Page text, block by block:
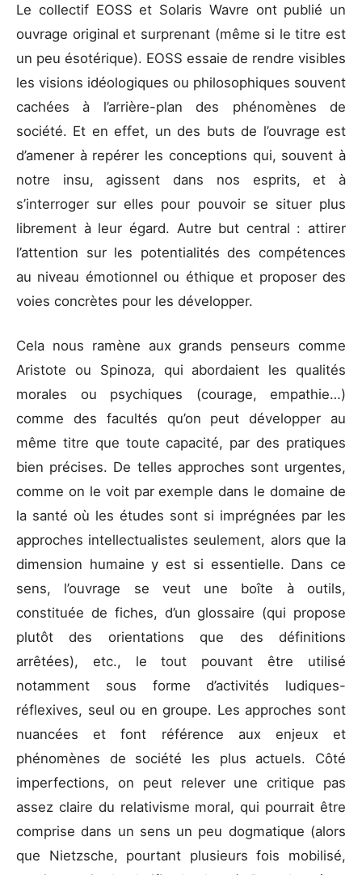
Le collectif EOSS et Solaris Wavre ont publié un
ouvrage original et surprenant (même si le titre est
un peu ésotérique). EOSS essaie de rendre visibles
les visions idéologiques ou philosophiques souvent
cachées à l’arrière-plan des phénomènes de
société. Et en effet, un des buts de l’ouvrage est
d’amener à repérer les conceptions qui, souvent à
notre insu, agissent dans nos esprits, et à
s’interroger sur elles pour pouvoir se situer plus
librement à leur égard. Autre but central : attirer
l’attention sur les potentialités des compétences
au niveau émotionnel ou éthique et proposer des
voies concrètes pour les développer.
Cela nous ramène aux grands penseurs comme
Aristote ou Spinoza, qui abordaient les qualités
morales ou psychiques (courage, empathie…)
comme des facultés qu’on peut développer au
même titre que toute capacité, par des pratiques
bien précises. De telles approches sont urgentes,
comme on le voit par exemple dans le domaine de
la santé où les études sont si imprégnées par les
approches intellectualistes seulement, alors que la
dimension humaine y est si essentielle. Dans ce
sens, l’ouvrage se veut une boîte à outils,
constituée de fiches, d’un glossaire (qui propose
plutôt des orientations que des définitions
arrêtées), etc., le tout pouvant être utilisé
notamment sous forme d’activités ludiques-
réflexives, seul ou en groupe. Les approches sont
nuancées et font référence aux enjeux et
phénomènes de société les plus actuels. Côté
imperfections, on peut relever une critique pas
assez claire du relativisme moral, qui pourrait être
comprise dans un sens un peu dogmatique (alors
que Nietzsche, pourtant plusieurs fois mobilisé,